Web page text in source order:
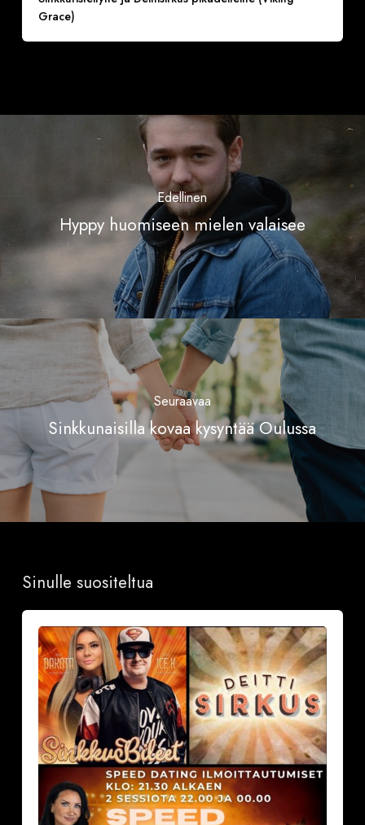
Grace)
Edellinen
Hyppy huomiseen mielen valaisee
Seuraavaa
Sinkkunaisilla kovaa kysyntää Oulussa
Sinulle suositeltua
19.9.2026
Deittisirkus
Speed
Dating,
Tulisuudelma/Hotelli
Vantaalla